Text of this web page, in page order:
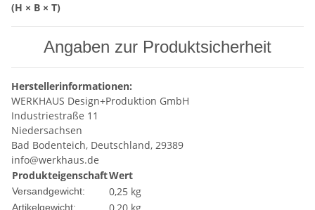
(H × B × T)
Angaben zur Produktsicherheit
Herstellerinformationen:
WERKHAUS Design+Produktion GmbH
Industriestraße 11
Niedersachsen
Bad Bodenteich, Deutschland, 29389
info@werkhaus.de
ProdukteigenschaftWert
Versandgewicht: 0,25 kg
Artikelgewicht: